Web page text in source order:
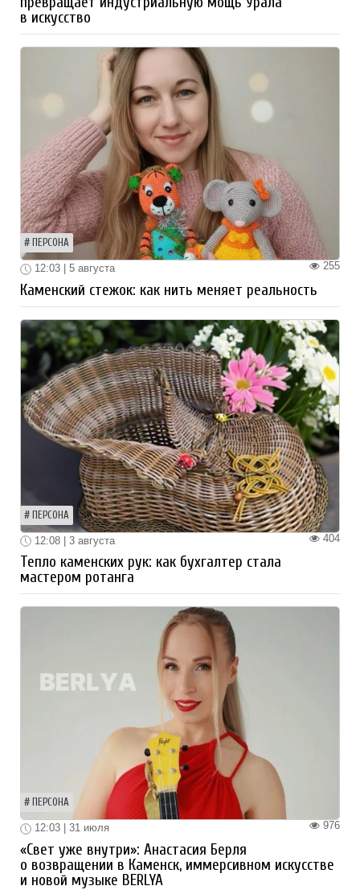
в искусство
ПЕРСОНА
255
12:03 | 5 августа
Каменский стежок: как нить меняет реальность
ПЕРСОНА
404
12:08 | 3 августа
Тепло каменских рук: как бухгалтер стала
мастером ротанга
ПЕРСОНА
976
12:03 | 31 июля
«Свет уже внутри»: Анастасия Берля
о возвращении в Каменск, иммерсивном искусстве
и новой музыке BERLYA